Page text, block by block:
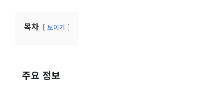
목차 보이기
주요 정보